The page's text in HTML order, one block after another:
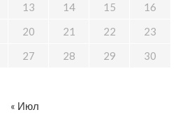
13 14 15
16
20 21 22
23
27 28 29
30
« Июл